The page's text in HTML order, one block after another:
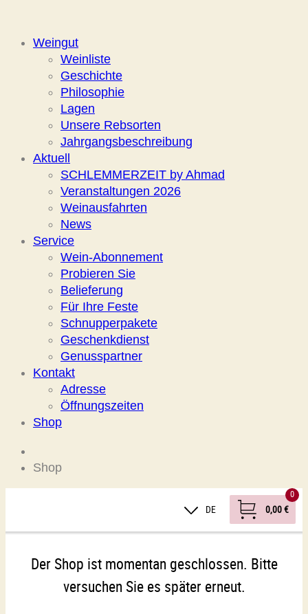
Weingut
Weinliste
Geschichte
Philosophie
Lagen
Unsere Rebsorten
Jahrgangsbeschreibung
Aktuell
SCHLEMMERZEIT by Ahmad
Veranstaltungen 2026
Weinausfahrten
News
Service
Wein-Abonnement
Probieren Sie
Belieferung
Für Ihre Feste
Schnupperpakete
Geschenkdienst
Genusspartner
Kontakt
Adresse
Öffnungszeiten
Shop
Shop